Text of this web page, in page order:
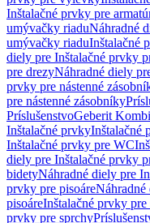
Inštalačné prvky pre
umývačky riaduNáhradné
umývačky riaduInštalačné
diely pre Inštalačné prvky
pre drezyNáhradné diely
prvky pre nástenné
pre nástenné zásobníky
PríslušenstvoGeberit
Inštalačné prvkyInštalačné
Inštalačné prvky pre WC
diely pre Inštalačné prvky
bidetyNáhradné diely pre
prvky pre pisoáreNáhradné
pisoáreInštalačné prvky pre
prvky pre sprchy